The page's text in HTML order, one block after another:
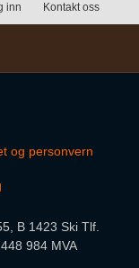
inn Kontakt oss
og personvern
B 1423 Ski Tlf.
984 MVA